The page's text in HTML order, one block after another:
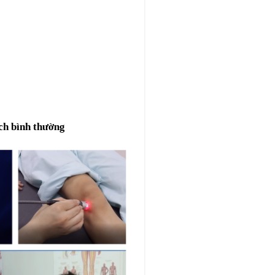
bình thường